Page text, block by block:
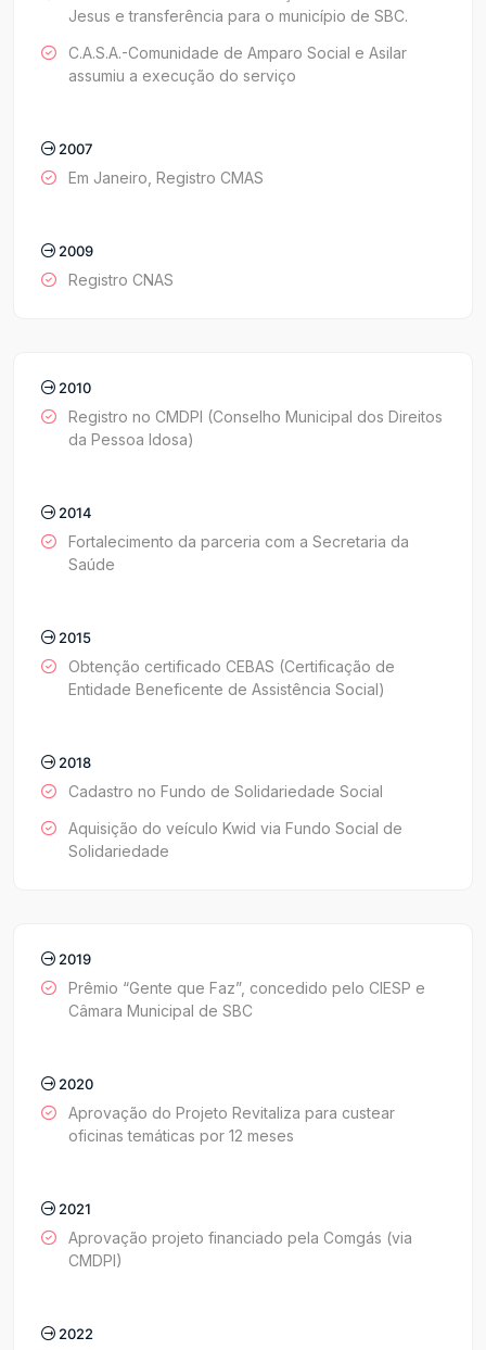
Jesus e transferência para o município de SBC.
C.A.S.A.-Comunidade de Amparo Social e Asilar
assumiu a execução do serviço
2007
Em Janeiro, Registro CMAS
2009
Registro CNAS
2010
Registro no CMDPI (Conselho Municipal dos Direitos
da Pessoa Idosa)
2014
Fortalecimento da parceria com a Secretaria da
Saúde
2015
Obtenção certificado CEBAS (Certificação de
Entidade Beneficente de Assistência Social)
2018
Cadastro no Fundo de Solidariedade Social
Aquisição do veículo Kwid via Fundo Social de
Solidariedade
2019
Prêmio “Gente que Faz”, concedido pelo CIESP e
Câmara Municipal de SBC
2020
Aprovação do Projeto Revitaliza para custear
oficinas temáticas por 12 meses
2021
Aprovação projeto financiado pela Comgás (via
CMDPI)
2022